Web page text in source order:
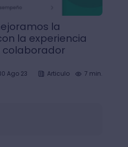
la
la experiencia
Ago 23 Articulo 7 min.